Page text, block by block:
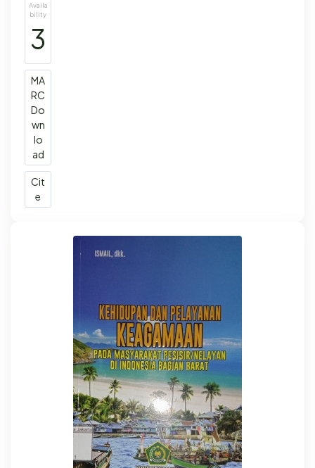
Availa
bility
3
MA
RC
Do
wn
lo
ad
Cit
e